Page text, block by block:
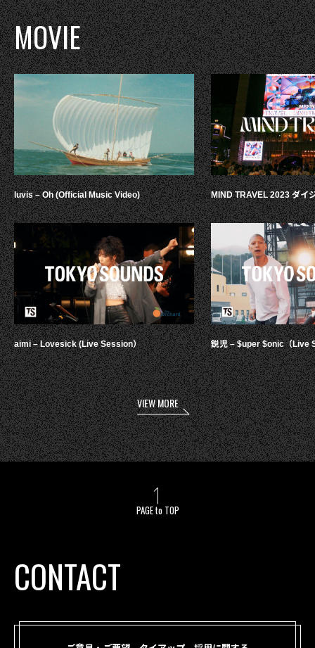
MOVIE
luvis – Oh (Official Music Video)
aimi – Lovesick (Live Session）
MIND TRAVEL 2023 ダイ
鋭児 – $uper $onic（Live
VIEW MORE
PAGE to TOP
CONTACT